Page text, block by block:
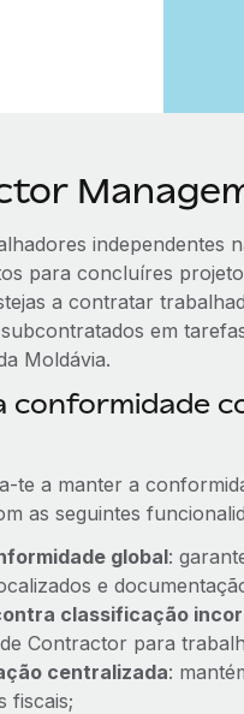
independentes
para concluíres
a contratar
em
Moldávia.
conformidade
te a manter a
as seguintes
global:
e
classificação
Contractor para
centralizada:
fiscais;